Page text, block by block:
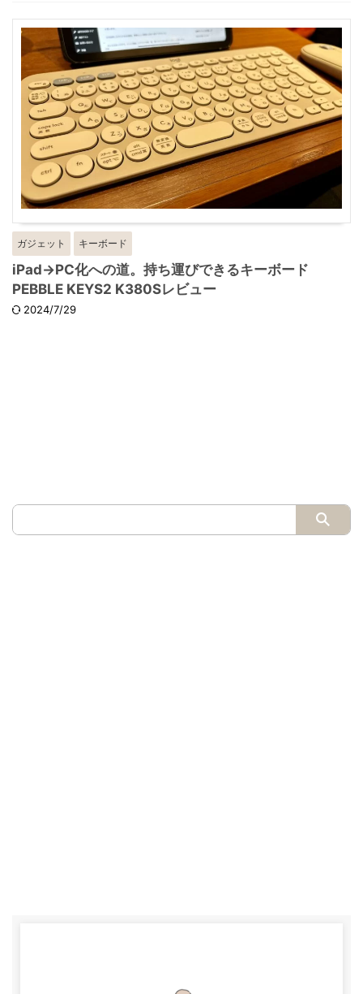
ガジェット キーボード
iPad→PC化への道。持ち運びできるキーボード
PEBBLE KEYS2 K380Sレビュー
2024/7/29